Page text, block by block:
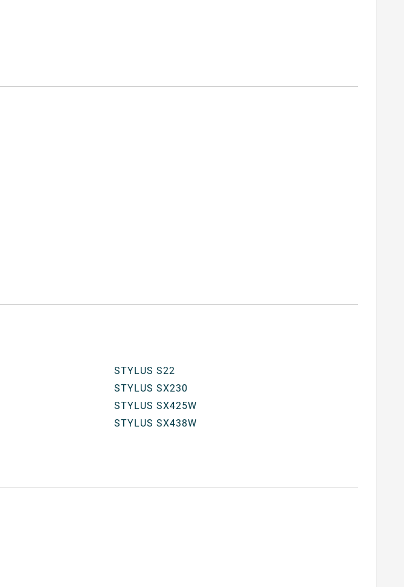
STYLUS S22
STYLUS SX230
STYLUS SX425W
STYLUS SX438W